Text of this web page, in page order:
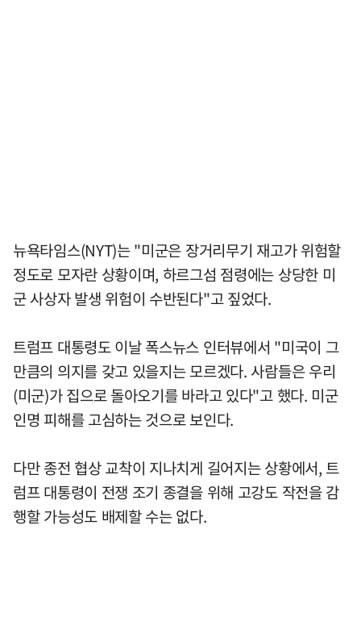
뉴욕타임스(NYT)는 "미군은 장거리무기 재고가 위험할
정도로 모자란 상황이며, 하르그섬 점령에는 상당한 미
군 사상자 발생 위험이 수반된다"고 짚었다.
트럼프 대통령도 이날 폭스뉴스 인터뷰에서 "미국이 그
만큼의 의지를 갖고 있을지는 모르겠다. 사람들은 우리
(미군)가 집으로 돌아오기를 바라고 있다"고 했다. 미군
인명 피해를 고심하는 것으로 보인다.
다만 종전 협상 교착이 지나치게 길어지는 상황에서, 트
럼프 대통령이 전쟁 조기 종결을 위해 고강도 작전을 감
행할 가능성도 배제할 수는 없다.